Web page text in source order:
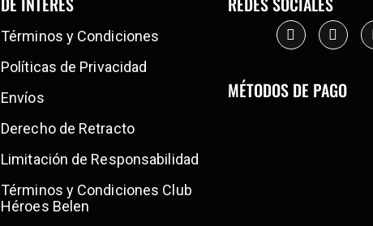
Términos y Condiciones
Políticas de Privacidad
Envíos
Derecho de Retracto
Limitación de Responsabilidad
Términos y Condiciones Club
Héroes Belen
MÉTODOS DE PAGO